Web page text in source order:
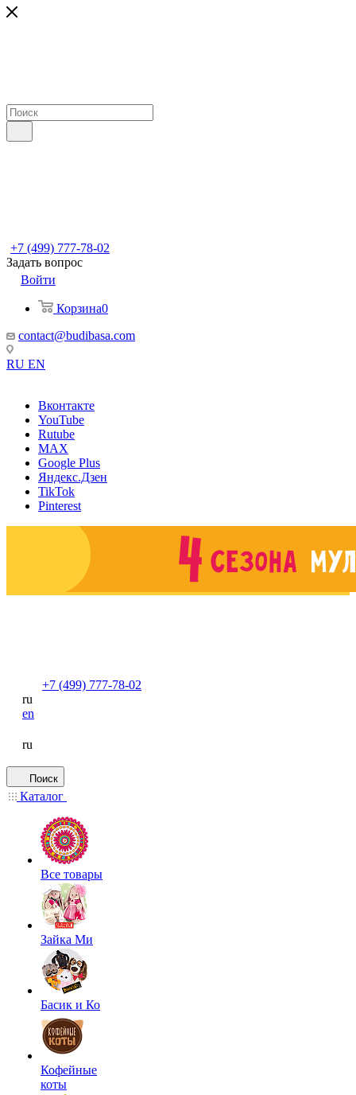
+7 (499) 777-78-02
Задать вопрос
Войти
Корзина0
contact@budibasa.com
RU EN
Вконтакте
YouTube
Rutube
MAX
Google Plus
Яндекс.Дзен
TikTok
Pinterest
+7 (499) 777-78-02
ru
en
ru
Поиск
Каталог
Все товары
Зайка Ми
Басик и Ко
Кофейные
коты